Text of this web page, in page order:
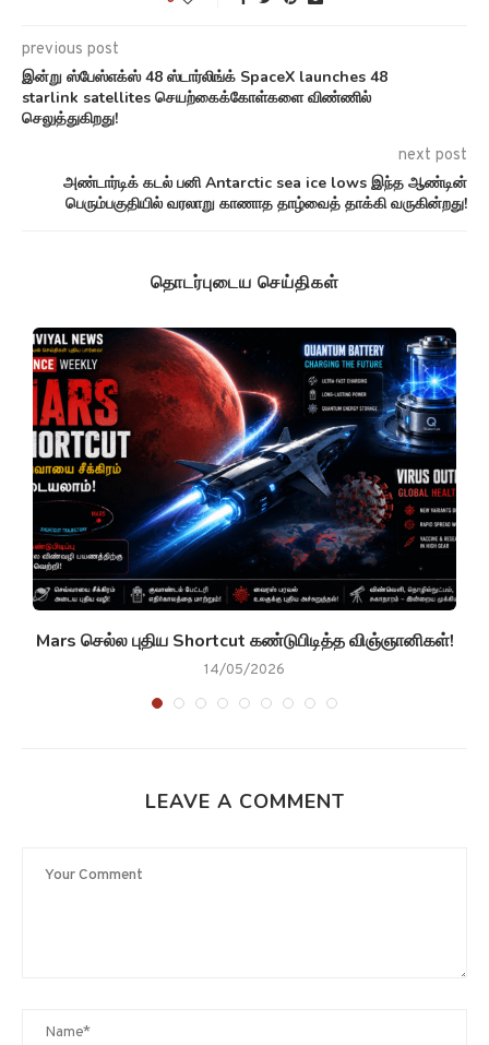
previous post
இன்று ஸ்பேஸ்எக்ஸ் 48 ஸ்டார்லிங்க் SpaceX launches 48
starlink satellites செயற்கைக்கோள்களை விண்ணில்
செலுத்துகிறது!
next post
அண்டார்டிக் கடல் பனி Antarctic sea ice lows இந்த ஆண்டின்
பெரும்பகுதியில் வரலாறு காணாத தாழ்வைத் தாக்கி வருகின்றது!
தொடர்புடைய செய்திகள்
Mars செல்ல புதிய Shortcut கண்டுபிடித்த விஞ்ஞானிகள்!
14/05/2026
LEAVE A COMMENT